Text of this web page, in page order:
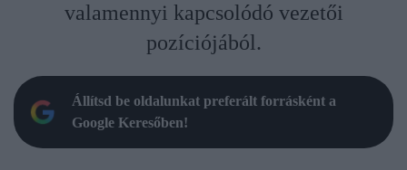
valamennyi kapcsolódó vezetői
pozíciójából.
Állítsd be oldalunkat preferált forrásként a
Google Keresőben!